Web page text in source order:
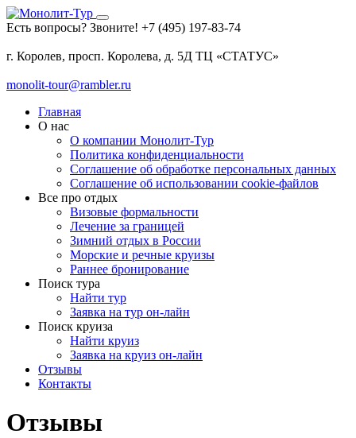
Есть вопросы? Звоните! +7 (495) 197-83-74
г. Королев, просп. Королева, д. 5Д ТЦ «СТАТУС»
monolit-tour@rambler.ru
Главная
О нас
О компании Монолит-Тур
Политика конфиденциальности
Соглашение об обработке персональных данных
Соглашение об использовании cookie-файлов
Все про отдых
Визовые формальности
Лечение за границей
Зимний отдых в России
Морские и речные круизы
Раннее бронирование
Поиск тура
Найти тур
Заявка на тур он-лайн
Поиск круиза
Найти круиз
Заявка на круиз он-лайн
Отзывы
Контакты
Отзывы